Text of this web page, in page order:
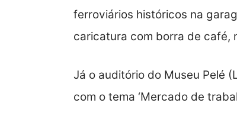
ferroviários históricos na
caricatura com borra de café,
Já o auditório do Museu Pelé
com o tema ‘Mercado de